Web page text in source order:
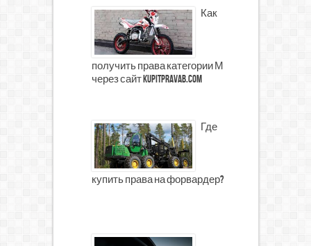
Как
получить права категории М
через сайт kupitpravab.com
Где
купить права на форвардер?